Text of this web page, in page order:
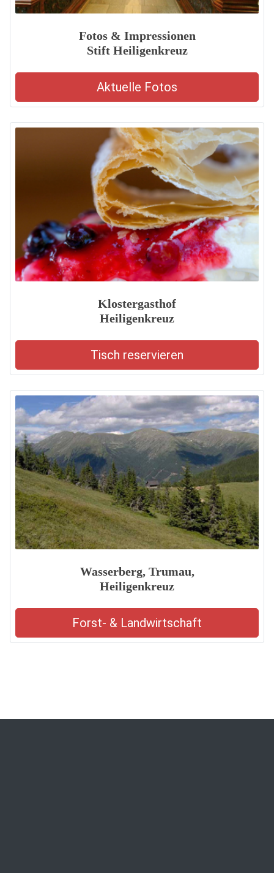
Fotos & Impressionen
Stift Heiligenkreuz
Aktuelle Fotos
Klostergasthof
Heiligenkreuz
Tisch reservieren
Wasserberg, Trumau,
Heiligenkreuz
Forst- & Landwirtschaft